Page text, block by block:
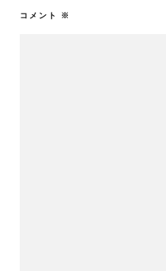
コメント ※